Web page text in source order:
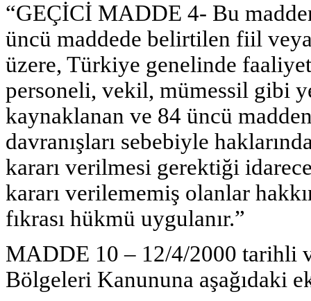
“GEÇİCİ MADDE 4- Bu
üncü maddede belirtilen fiil
üzere, Türkiye genelinde
personeli, vekil, mümessil gibi
kaynaklanan ve 84 üncü
davranışları sebebiyle
kararı verilmesi gerektiği
kararı verilememiş olanlar
fıkrası hükmü uygulanır.”
MADDE 10 – 12/4/2000 tarihli
Bölgeleri Kanununa aşağıdaki